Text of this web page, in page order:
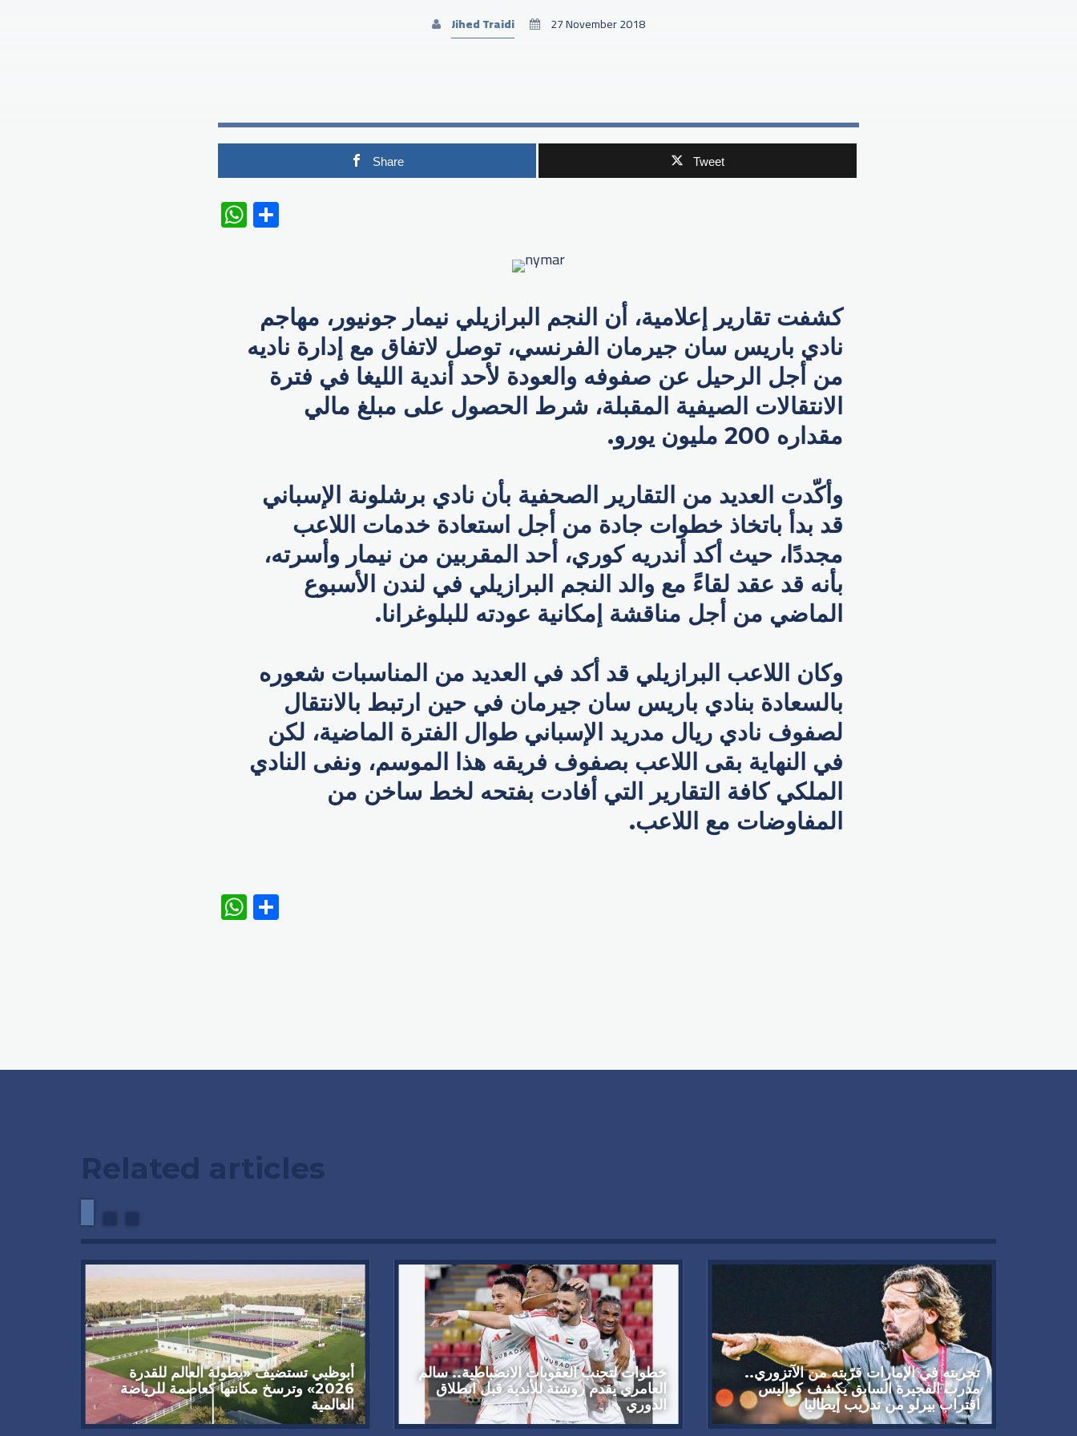
Jihed Traidi 27 November 2018
Share Tweet
WhatsApp
كشفت تقارير إعلامية، أن النجم البرازيلي نيمار جونيور، مهاجم
نادي باريس سان جيرمان الفرنسي، توصل لاتفاق مع إدارة ناديه
من أجل الرحيل عن صفوفه والعودة لأحد أندية الليغا في فترة
الانتقالات الصيفية المقبلة، شرط الحصول على مبلغ مالي
مقداره 200 مليون يورو.
وأكّدت العديد من التقارير الصحفية بأن نادي برشلونة الإسباني
قد بدأ باتخاذ خطوات جادة من أجل استعادة خدمات اللاعب
مجددًا، حيث أكد أندريه كوري، أحد المقربين من نيمار وأسرته،
بأنه قد عقد لقاءً مع والد النجم البرازيلي في لندن الأسبوع
الماضي من أجل مناقشة إمكانية عودته للبلوغرانا.
وكان اللاعب البرازيلي قد أكد في العديد من المناسبات شعوره
بالسعادة بنادي باريس سان جيرمان في حين ارتبط بالانتقال
لصفوف نادي ريال مدريد الإسباني طوال الفترة الماضية، لكن
في النهاية بقى اللاعب بصفوف فريقه هذا الموسم، ونفى النادي
الملكي كافة التقارير التي أفادت بفتحه لخط ساخن من
المفاوضات مع اللاعب.
WhatsApp
Related articles
أبوظبي تستضيف «بطولة العالم للقدرة
2026» وترسخ مكانتها كعاصمة للرياضة
العالمية
خطوات لتجنب العقوبات الانضباطية.. سالم
العامري يقدم روشتة للأندية قبل انطلاق
الدوري
تجربته في الإمارات قرّبته من الآتزوري..
مدرب الفجيرة السابق يكشف كواليس
اقتراب بيرلو من تدريب إيطاليا